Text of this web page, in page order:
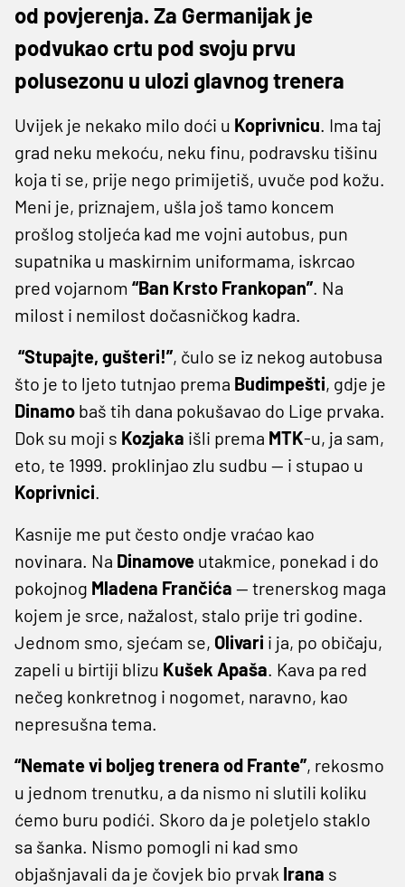
od povjerenja. Za Germanijak je
podvukao crtu pod svoju prvu
polusezonu u ulozi glavnog trenera
Uvijek je nekako milo doći u Koprivnicu. Ima taj
grad neku mekoću, neku finu, podravsku tišinu
koja ti se, prije nego primijetiš, uvuče pod kožu.
Meni je, priznajem, ušla još tamo koncem
prošlog stoljeća kad me vojni autobus, pun
supatnika u maskirnim uniformama, iskrcao
pred vojarnom “Ban Krsto Frankopan”. Na
milost i nemilost dočasničkog kadra.
“Stupajte, gušteri!”, čulo se iz nekog autobusa
što je to ljeto tutnjao prema Budimpešti, gdje je
Dinamo baš tih dana pokušavao do Lige prvaka.
Dok su moji s Kozjaka išli prema MTK-u, ja sam,
eto, te 1999. proklinjao zlu sudbu — i stupao u
Koprivnici.
Kasnije me put često ondje vraćao kao
novinara. Na Dinamove utakmice, ponekad i do
pokojnog Mladena Frančića — trenerskog maga
kojem je srce, nažalost, stalo prije tri godine.
Jednom smo, sjećam se, Olivari i ja, po običaju,
zapeli u birtiji blizu Kušek Apaša. Kava pa red
nečeg konkretnog i nogomet, naravno, kao
nepresušna tema.
“Nemate vi boljeg trenera od Frante”, rekosmo
u jednom trenutku, a da nismo ni slutili koliku
ćemo buru podići. Skoro da je poletjelo staklo
sa šanka. Nismo pomogli ni kad smo
objašnjavali da je čovjek bio prvak Irana s